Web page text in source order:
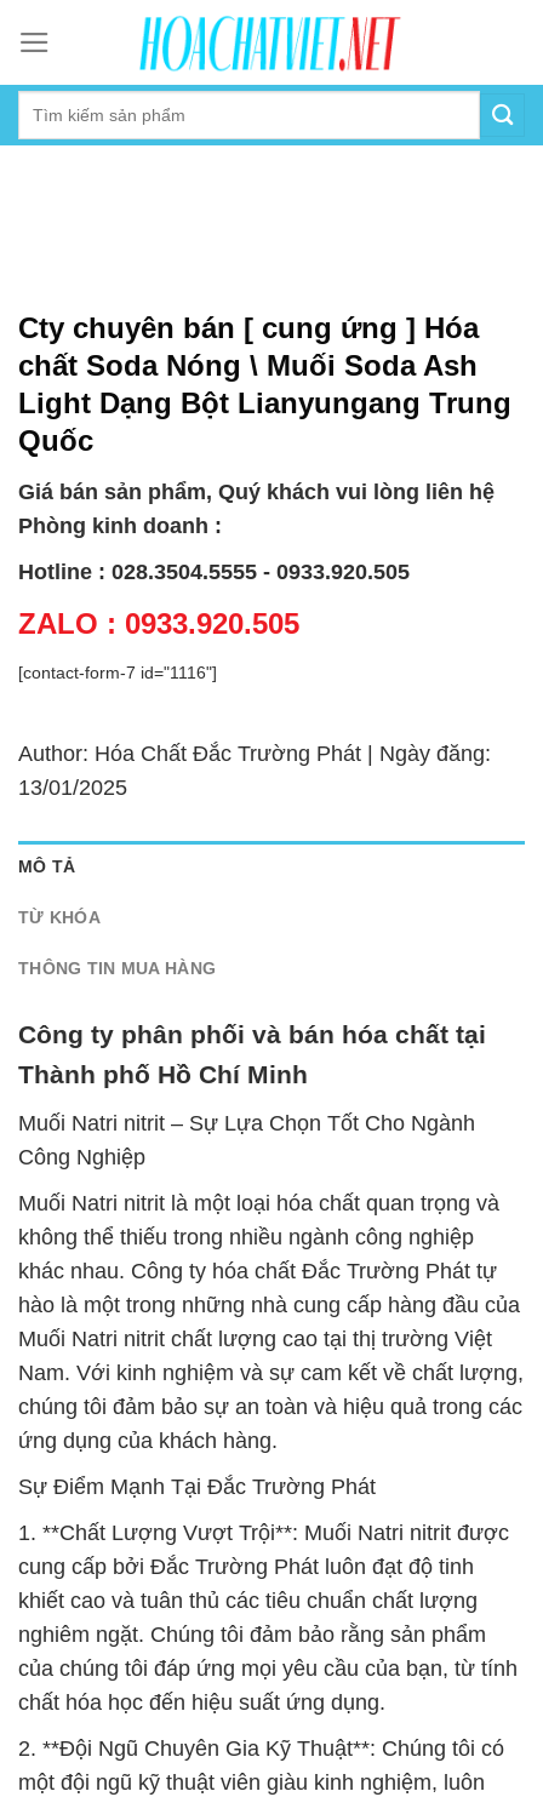
content
Cty chuyên bán [ cung ứng ] Hóa
chất Soda Nóng \ Muối Soda Ash
Light Dạng Bột Lianyungang Trung
Quốc
Giá bán sản phẩm, Quý khách vui lòng liên hệ
Phòng kinh doanh :
Hotline : 028.3504.5555 - 0933.920.505
ZALO : 0933.920.505
[contact-form-7 id="1116"]
Author: Hóa Chất Đắc Trường Phát | Ngày đăng:
13/01/2025
MÔ TẢ
TỪ KHÓA
THÔNG TIN MUA HÀNG
Công ty phân phối và bán hóa chất tại
Thành phố Hồ Chí Minh
Muối Natri nitrit – Sự Lựa Chọn Tốt Cho Ngành
Công Nghiệp
Muối Natri nitrit là một loại hóa chất quan trọng và
không thể thiếu trong nhiều ngành công nghiệp
khác nhau. Công ty hóa chất Đắc Trường Phát tự
hào là một trong những nhà cung cấp hàng đầu của
Muối Natri nitrit chất lượng cao tại thị trường Việt
Nam. Với kinh nghiệm và sự cam kết về chất lượng,
chúng tôi đảm bảo sự an toàn và hiệu quả trong các
ứng dụng của khách hàng.
Sự Điểm Mạnh Tại Đắc Trường Phát
1. **Chất Lượng Vượt Trội**: Muối Natri nitrit được
cung cấp bởi Đắc Trường Phát luôn đạt độ tinh
khiết cao và tuân thủ các tiêu chuẩn chất lượng
nghiêm ngặt. Chúng tôi đảm bảo rằng sản phẩm
của chúng tôi đáp ứng mọi yêu cầu của bạn, từ tính
chất hóa học đến hiệu suất ứng dụng.
2. **Đội Ngũ Chuyên Gia Kỹ Thuật**: Chúng tôi có
một đội ngũ kỹ thuật viên giàu kinh nghiệm, luôn